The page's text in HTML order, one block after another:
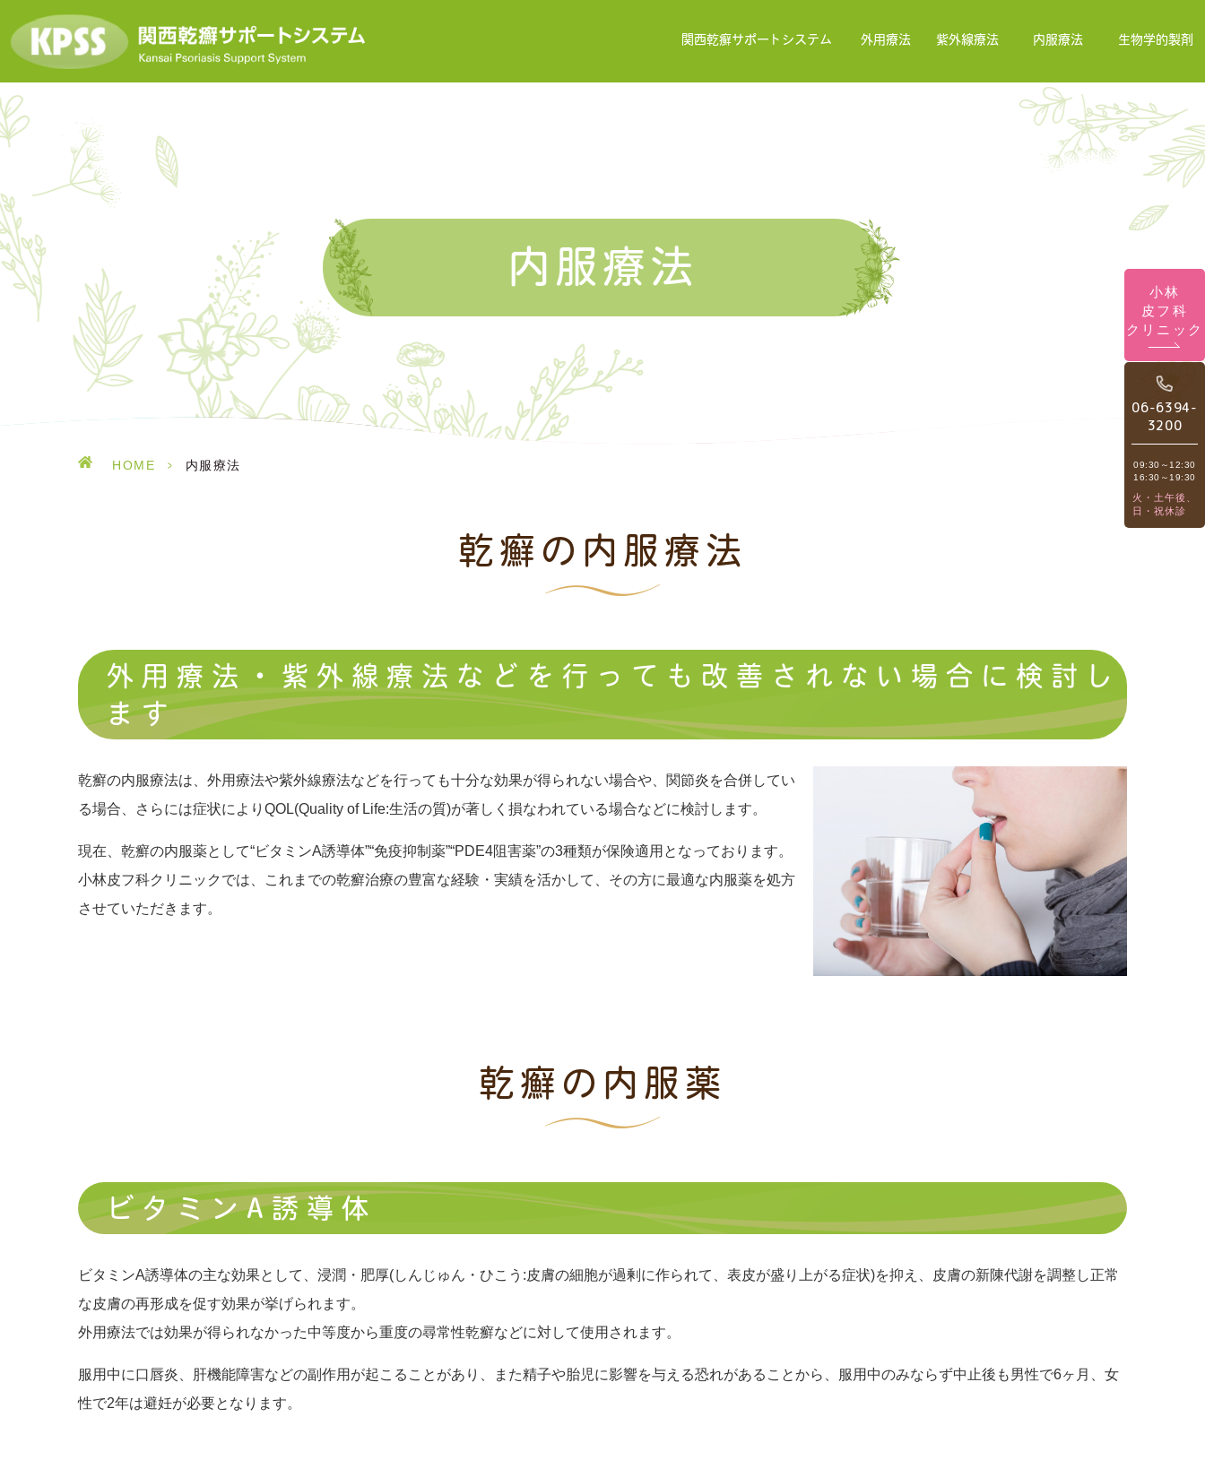
関西乾癬サポートシステム 外用療法 紫外線療法 内服療法 生物学的製剤
内服療法
HOME > 内服療法
乾癬の内服療法
外用療法・紫外線療法などを行っても改善されない場合に検討し
ます
乾癬の内服療法は、外用療法や紫外線療法などを行っても十分な効果が得られない場合や、関節炎を合併してい
る場合、さらには症状によりQOL(Quality of Life:生活の質)が著しく損なわれている場合などに検討します。
現在、乾癬の内服薬として“ビタミンA誘導体”“免疫抑制薬”“PDE4阻害薬”の3種類が保険適用となっております。
小林皮フ科クリニックでは、これまでの乾癬治療の豊富な経験・実績を活かして、その方に最適な内服薬を処方
させていただきます。
乾癬の内服薬
ビタミンA誘導体
ビタミンA誘導体の主な効果として、浸潤・肥厚(しんじゅん・ひこう:皮膚の細胞が過剰に作られて、表皮が盛り上がる症状)を抑え、皮膚の新陳代謝を調整し正常
な皮膚の再形成を促す効果が挙げられます。
外用療法では効果が得られなかった中等度から重度の尋常性乾癬などに対して使用されます。
服用中に口唇炎、肝機能障害などの副作用が起こることがあり、また精子や胎児に影響を与える恐れがあることから、服用中のみならず中止後も男性で6ヶ月、女
性で2年は避妊が必要となります。
小林
皮フ科
クリニック
06-6394-
3200
09:30～12:30
16:30～19:30
火・土午後、
日・祝休診